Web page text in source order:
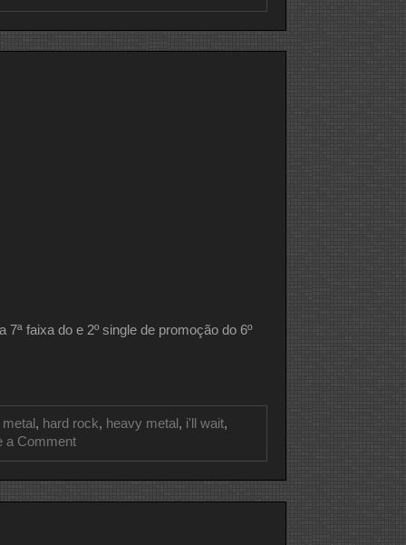
VAN
7ª faixa do e 2º single de promoção do 6º
, hard rock, heavy metal, i'll wait,
a Commenton
VAN